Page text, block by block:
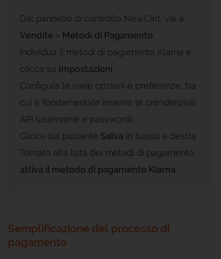
Dal pannello di controllo NewCart, vai a
Vendite > Metodi di Pagamento.
Individua il metodi di pagamento Klarna e
clicca su Impostazioni
Configura le varie opzioni e preferenze, tra
cui è fondamentale inserire le crendenziali
API (username e password)
Clicca sul pulsante Salva in basso a destra
Tornato alla lista dei metodi di pagamento,
attiva il metodo di pagamento Klarna
Semplificazione del processo di
pagamento